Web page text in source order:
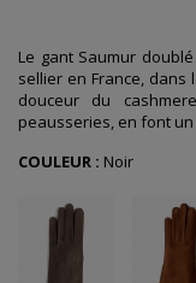
Le gant Saumur
sellier en France, dans
douceur du
peausseries, en font
COULEUR : Noir